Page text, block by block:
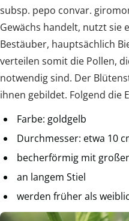
subsp. pepo convar.
Gewächs handelt, nutzt sie
Bestäuber, hauptsächlich
verteilen somit die Pollen,
notwendig sind. Der
ihnen gebildet. Folgend die
Farbe: goldgelb
Durchmesser: etwa 10
becherförmig mit
an langem Stiel
werden früher als